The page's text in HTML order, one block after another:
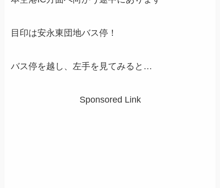
目印は安永東団地バス停！
バス停を越し、左手を見てみると…
Sponsored Link